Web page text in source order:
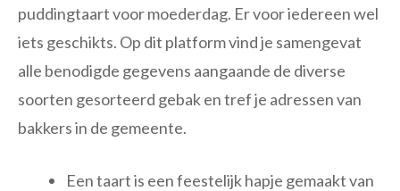
puddingtaart voor moederdag. Er voor iedereen wel
iets geschikts. Op dit platform vind je samengevat
alle benodigde gegevens aangaande de diverse
soorten gesorteerd gebak en tref je adressen van
bakkers in de gemeente.
Een taart is een feestelijk hapje gemaakt van